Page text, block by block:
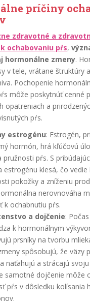
príčiny
zdravotné a
ochabovaniu pŕs,
hormonálne zmeny.
v tele, vrátane štruktúry
Pochopenie
môže poskytnúť cenné
opatreniach a
pŕs.
estrogénu: Estrogén,
hormón, hrá kľúčovú
pružnosti pŕs. S
estrogénu klesá, čo vedie
pokožky a zníženiu
nerovnováha
k ochabnutiu pŕs.
a dojčenie:
k hormonálnym
prsníky na tvorbu
spôsobujú, že väzy
naťahujú a strácajú
samotné dojčenie môže
pŕs v dôsledku kolísania